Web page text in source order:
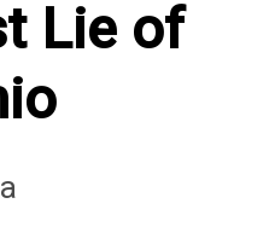
Lie of